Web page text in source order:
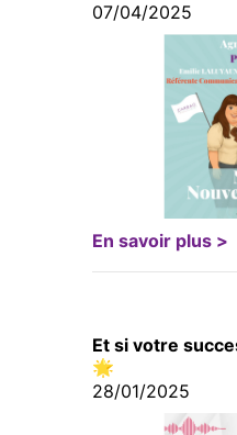
07/04/2025
En savoir plus >
Et si votre
🌟
28/01/2025